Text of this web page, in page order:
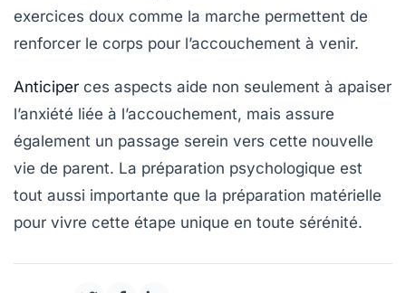
exercices doux comme la marche permettent de
renforcer le corps pour l’accouchement à venir.
Anticiper ces aspects aide non seulement à apaiser
l’anxiété liée à l’accouchement, mais assure
également un passage serein vers cette nouvelle
vie de parent. La préparation psychologique est
tout aussi importante que la préparation matérielle
pour vivre cette étape unique en toute sérénité.